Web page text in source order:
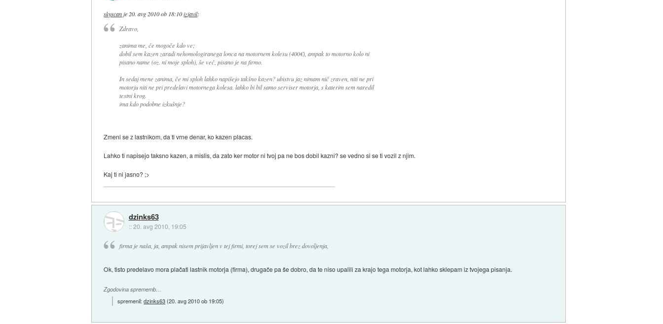
skyscan je 20. avg 2010 ob 18:10 izjavil:
Zdravo,
zanima me, če mogoče kdo ve;
dobil sem kazen zaradi nehomologiranega lonca na motornem kolesu (400€), ampak to motorno kolo ni
pisano name (oz. ni moje sploh), še več, pisano je na firmo.
In sedaj mene zanima, če mi sploh lahko napišejo takšno kazen? ubistvu jaz nimam nič zraven, niti ne pri
motorju niti ne pri predelavi motornega kolesa. lahko bi bil samo serviser motorja, s katerim sem naredil
testni krog.
ima kdo podobne izkušnje?
Zmeni se z lastnikom, da ti vrne denar, ko kazen placas.
Lahko ti napisejo taksno kazen, a mislis, da zato ker motor ni tvoj pa ne bos dobil kazni? se vedno si se ti vozil z njim.
Kaj ti ni jasno? ;>
dzinks63
::20. avg 2010, 19:05
firma je naša, ja, ampak nisem prijavljen v tej firmi, torej sem se vozil brez dovoljenja,
Ok, tisto predelavo mora plačati lastnik motorja (firma), drugače pa še dobro, da te niso upalili za krajo tega motorja, kot lahko sklepam iz tvojega pisanja.
Zgodovina sprememb…
spremenil:dzinks63(20. avg 2010 ob 19:05)